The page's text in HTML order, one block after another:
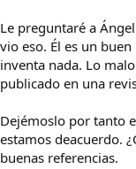
Le preguntaré a
vio eso. Él es un
inventa nada. Lo
publicado en una
Dejémoslo por tanto
estamos deacuerdo.
buenas referencias.